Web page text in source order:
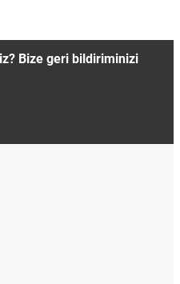
Bize geri bildiriminizi